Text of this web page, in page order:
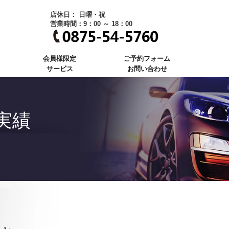
店休日： 日曜・祝
営業時間：9：00 ～ 18：00
会員様限定
サービス
ご予約フォーム
お問い合わせ
績